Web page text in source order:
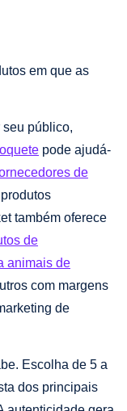
em que as
seu público,
pode ajudá-
de
também oferece
de
animais de
com margens
de
Escolha de 5 a
dos principais